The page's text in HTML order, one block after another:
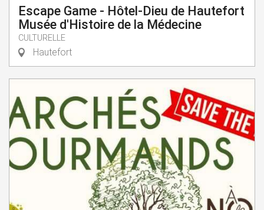
Escape Game - Hôtel-Dieu de Hautefort
Musée d'Histoire de la Médecine
CULTURELLE
Hautefort